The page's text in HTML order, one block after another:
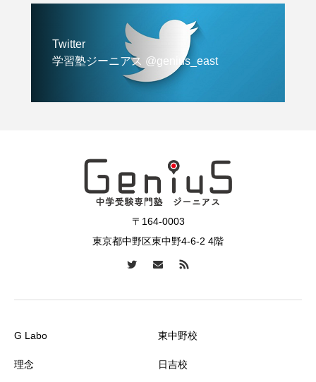
Twitter
学習塾ジーニアス @genius_east
〒164-0003
東京都中野区東中野4-6-2 4階
G Labo
理念
東中野校
日吉校